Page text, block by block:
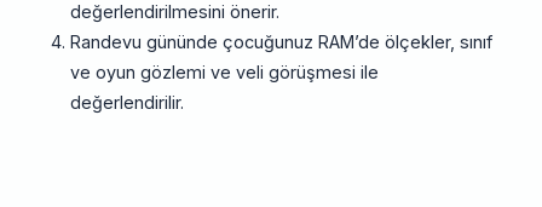
değerlendirilmesini önerir.
Randevu gününde çocuğunuz RAM’de ölçekler, sınıf
ve oyun gözlemi ve veli görüşmesi ile
değerlendirilir.